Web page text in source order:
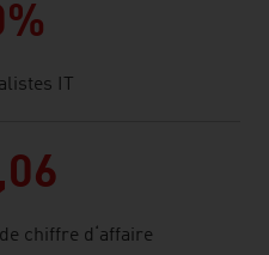
IT
chiffre d‘affaire